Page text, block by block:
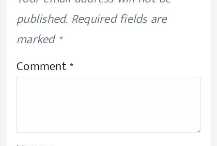
published. Required fields are
marked*
Comment*